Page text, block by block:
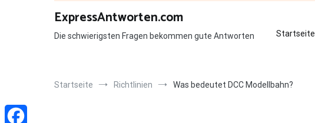
ExpressAntworten.com
Die schwierigsten Fragen bekommen gute Antworten Startseite
Startseite Richtlinien Was bedeutet DCC Modellbahn?